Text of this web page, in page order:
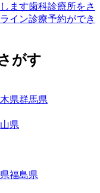
ます歯科診療所をさ
イン診療予約ができ
がす
県群馬県
県
福島県